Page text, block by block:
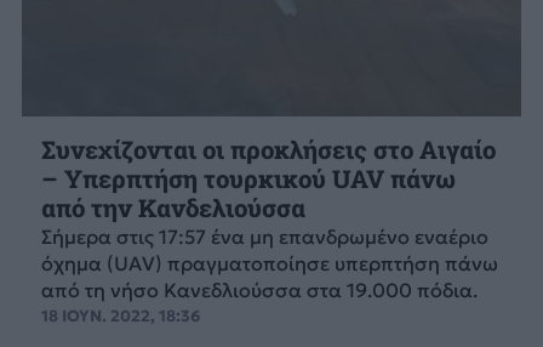
Συνεχίζονται οι προκλήσεις στο Αιγαίο
– Υπερπτήση τουρκικού UAV πάνω
από την Κανδελιούσσα
Σήμερα στις 17:57 ένα μη επανδρωμένο εναέριο
όχημα (UAV) πραγματοποίησε υπερπτήση πάνω
από τη νήσο Κανεδλιούσσα στα 19.000 πόδια.
18 ΙΟΥΝ. 2022, 18:36